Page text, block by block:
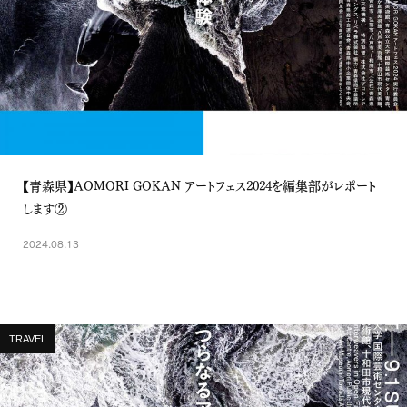
【青森県】AOMORI GOKAN アートフェス2024を編集部がレポート
します②
2024.08.13
TRAVEL